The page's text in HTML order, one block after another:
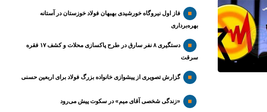
فاز اول نیروگاه خورشیدی بهبهان فولاد خوزستان در آستانه
بهره‌برداری
دستگیری ۸ نفر سارق در طرح پاکسازی محلات و کشف ۱۷ فقره
سرقت
گزارش تصویری از پیشوازی خانواده بزرگ فولاد برای اربعین حسنی
«زندگی شخصی آقای میم» در سکوت پیش می‌رود